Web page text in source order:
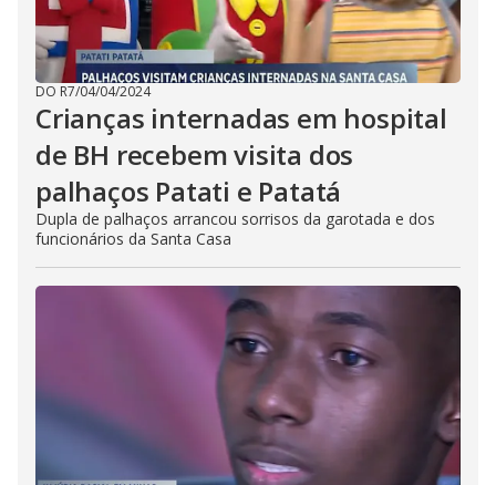
DO R7/04/04/2024
Crianças internadas em hospital
de BH recebem visita dos
palhaços Patati e Patatá
Dupla de palhaços arrancou sorrisos da garotada e dos
funcionários da Santa Casa